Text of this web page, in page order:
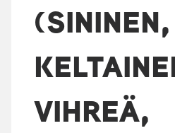
(SININEN,
VIHREÄ,